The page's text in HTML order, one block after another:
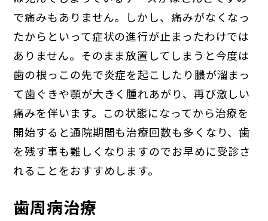
で痛みもありません。しかし、痛みがなくなっ
たからといって症状の進行が止まったわけでは
ありません。そのまま放置してしまうと今度は
歯の根っこの先で炎症を起こしたり膿が溜まっ
て歯ぐきや顎が大きく腫れあがり、再び激しい
痛みを伴います。この状態になってから治療を
開始すると通院期間も治療回数も多くなり、歯
を残す事も難しくなりますのでお早めに受診さ
れることをおすすめします。
歯周病治療